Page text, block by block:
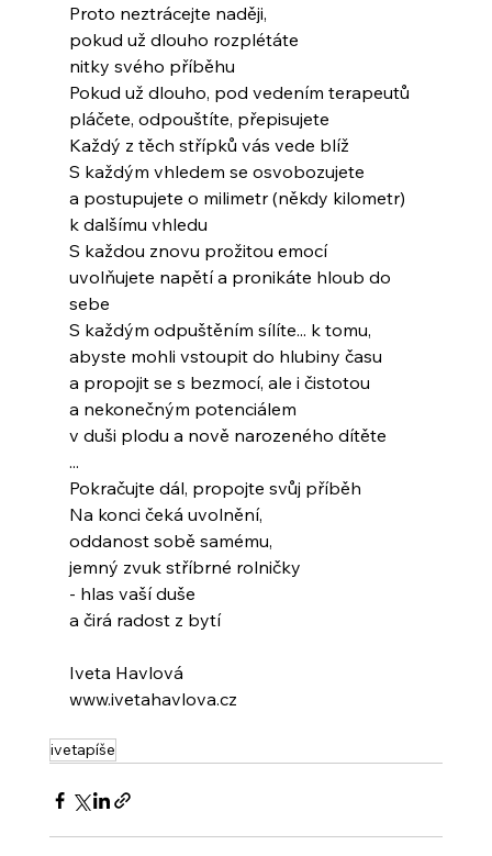
Proto neztrácejte naději,
pokud už dlouho rozplétáte
nitky svého příběhu
Pokud už dlouho, pod vedením terapeutů
pláčete, odpouštíte, přepisujete
Každý z těch střípků vás vede blíž
S každým vhledem se osvobozujete
a postupujete o milimetr (někdy kilometr)
k dalšímu vhledu
S každou znovu prožitou emocí
uvolňujete napětí a pronikáte hloub do
sebe
S každým odpuštěním sílíte... k tomu,
abyste mohli vstoupit do hlubiny času
a propojit se s bezmocí, ale i čistotou
a nekonečným potenciálem
v duši plodu a nově narozeného dítěte
...
Pokračujte dál, propojte svůj příběh
Na konci čeká uvolnění,
oddanost sobě samému,
jemný zvuk stříbrné rolničky
- hlas vaší duše
a čirá radost z bytí
Iveta Havlová
www.ivetahavlova.cz
ivetapíše